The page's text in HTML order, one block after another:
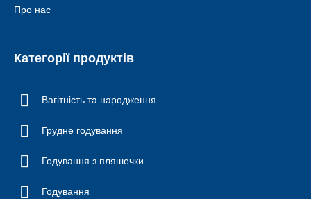
Про нас
Категорії продуктів
Вагітність та народження
Грудне годування
Годування з пляшечки
Годування